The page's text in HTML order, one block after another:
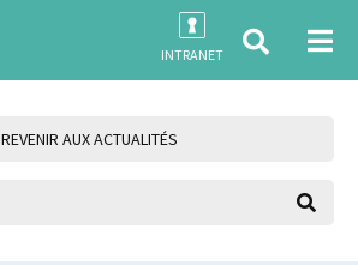
INTRANET
REVENIR AUX ACTUALITÉS